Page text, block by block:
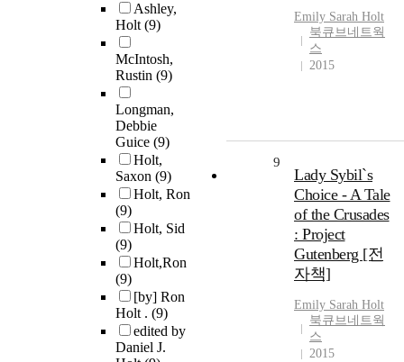
Ashley,
Holt(9)
McIntosh,
Rustin (9)
Longman,
Debbie
Guice (9)
Holt,
Saxon (9)
Holt, Ron
(9)
Holt, Sid
(9)
Holt,Ron
(9)
[by] Ron
Holt . (9)
edited by
Daniel J.
Emily Sarah Holt
북큐브네트웍
스
2015
9
Lady Sybil`s
Choice - A Tale
of the Crusades
: Project
Gutenberg [전
자책]
Emily Sarah Holt
북큐브네트웍
스
2015